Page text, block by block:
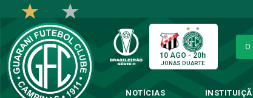
10 AGO - 20h
JONAS DUARTE
NOTÍCIAS